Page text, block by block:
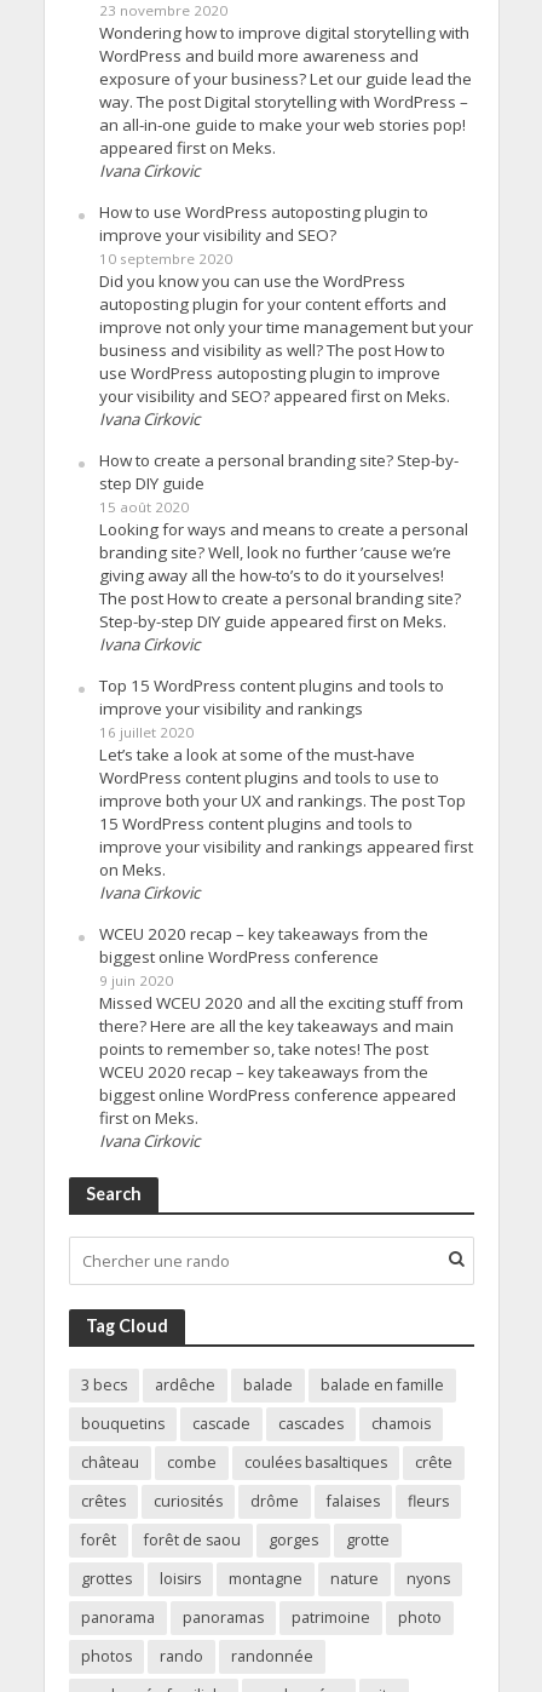
23 novembre 2020
Wondering how to improve digital storytelling with
WordPress and build more awareness and
exposure of your business? Let our guide lead the
way. The post Digital storytelling with WordPress –
an all-in-one guide to make your web stories pop!
appeared first on Meks.
Ivana Cirkovic
How to use WordPress autoposting plugin to
improve your visibility and SEO?
10 septembre 2020
Did you know you can use the WordPress
autoposting plugin for your content efforts and
improve not only your time management but your
business and visibility as well? The post How to
use WordPress autoposting plugin to improve
your visibility and SEO? appeared first on Meks.
Ivana Cirkovic
How to create a personal branding site? Step-by-
step DIY guide
15 août 2020
Looking for ways and means to create a personal
branding site? Well, look no further ’cause we’re
giving away all the how-to’s to do it yourselves!
The post How to create a personal branding site?
Step-by-step DIY guide appeared first on Meks.
Ivana Cirkovic
Top 15 WordPress content plugins and tools to
improve your visibility and rankings
16 juillet 2020
Let’s take a look at some of the must-have
WordPress content plugins and tools to use to
improve both your UX and rankings. The post Top
15 WordPress content plugins and tools to
improve your visibility and rankings appeared first
on Meks.
Ivana Cirkovic
WCEU 2020 recap – key takeaways from the
biggest online WordPress conference
9 juin 2020
Missed WCEU 2020 and all the exciting stuff from
there? Here are all the key takeaways and main
points to remember so, take notes! The post
WCEU 2020 recap – key takeaways from the
biggest online WordPress conference appeared
first on Meks.
Ivana Cirkovic
Search
Tag Cloud
3 becs ardêche balade
balade en famille
bouquetins
cascade cascades
chamois
château
combe coulées basaltiques
crête
crêtes
curiosités drôme falaises
fleurs
forêt
forêt de saou gorges
grotte
grottes
loisirs montagne nature
nyons
panorama
panoramas patrimoine
photo
photos
rando
randonnée